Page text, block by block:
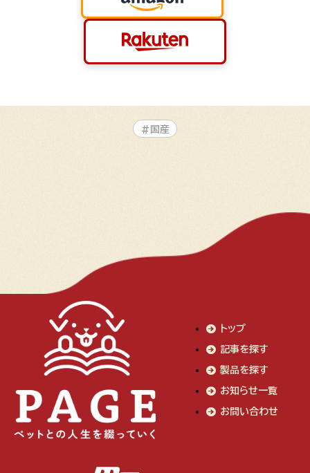
#国産
トップ
記事を探す
製品を探す
お知らせ一覧
お問い合わせ